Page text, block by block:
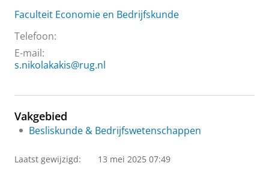
Faculteit Economie en Bedrijfskunde
Telefoon:
E-mail:
s.nikolakakis@rug.nl
Vakgebied
Besliskunde & Bedrijfswetenschappen
Laatst gewijzigd: 13 mei 2025 07:49